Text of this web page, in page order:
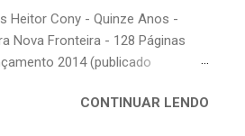
o contrário. É surpreendente
uma segunda visita a essas
já em nossa maturidade, pode
bem ali na nossa estante.
Heitor Cony - Quinze Anos -
Nova Fronteira - 128 Páginas
2014 (publicado
deliciosos contos sobre a infância
CONTINUAR LENDO